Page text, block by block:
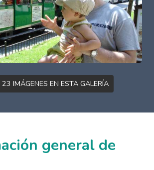
23 imágenes en esta galería
general de